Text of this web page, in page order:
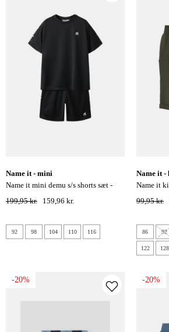
name it - mini
name it mini demu s/s shorts sæt -
sort
199,95 kr. 159,96 kr.
92 98 104 110 116
name it
name it kids/mini vermo sweatshorts
- deep
99,95 kr.
86 92
122 128
-20% -20%